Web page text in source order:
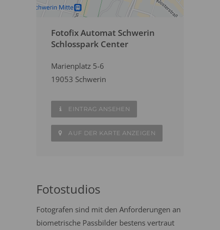
Fotofix Automat Schwerin
Schlosspark Center
Marienplatz 5-6
19053 Schwerin
EINTRAG ANSEHEN
AUF DER KARTE ANZEIGEN
Fotostudios
Fotografen sind mit den Anforderungen an
biometrische Passbilder bestens vertraut